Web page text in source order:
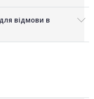
відмови в